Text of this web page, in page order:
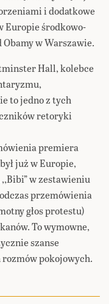
i dodatkowe
Europie środkowo-
Obamy w Warszawie.
Hall, kolebce
to jedno z tych
retoryki
premiera
już w Europie,
w zestawieniu
przemówienia
głos protestu)
To wymowne,
szanse
pokojowych.